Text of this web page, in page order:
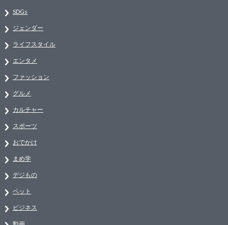
SDGs
ジェンダー
ライフスタイル
エンタメ
ファッション
グルメ
カルチャー
スポーツ
おでかけ
まめ学
デジもの
ペット
ビジネス